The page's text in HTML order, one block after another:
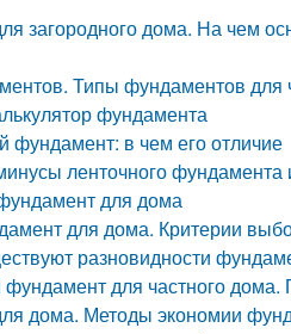
загородного дома. На чем
Типы фундаментов для
фундамента
фундамент: в чем его отличие
ленточного фундамента
для дома
для дома. Критерии
разновидности
для частного
дома. Методы экономии